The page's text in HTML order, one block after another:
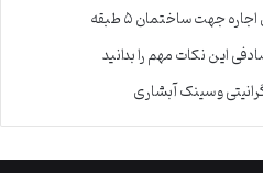
جهت ساختمان ۵ طبقه
این نکات مهم را بدانید
و سینک آبشاری